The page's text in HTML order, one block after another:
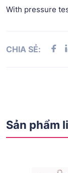
With pressure
CHIA SẺ:
Sản phẩm